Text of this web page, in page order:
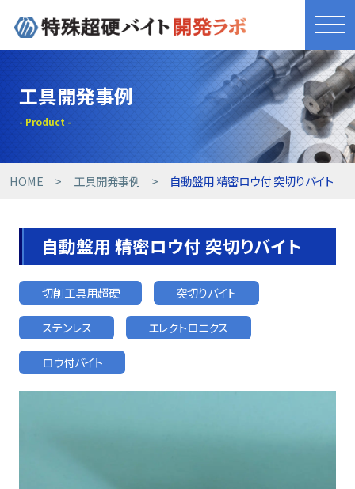
きれものづくり
商品・サービス
工具開発事例
技術コラム
設備紹介
お客様の声
工具開発事例
HOME 工具開発事例 自動盤用 精密ロウ付 突切りバイト
自動盤用 精密ロウ付 突切りバイト
切削工具用超硬 突切りバイト
ステンレス エレクトロニクス
ロウ付バイト